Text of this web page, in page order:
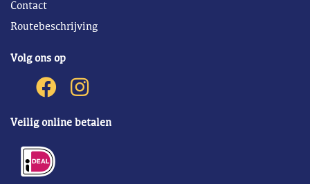
Contact
Routebeschrijving
Volg ons op
Veilig online betalen